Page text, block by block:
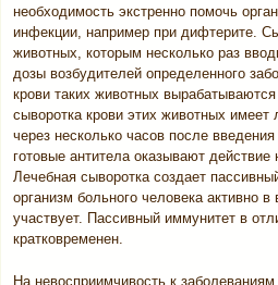
необходимость экстренно помочь
инфекции, например при дифтерите.
животных, которым несколько раз
дозы возбудителей определенного
крови таких животных
сыворотка крови этих животных имеет
через несколько часов после
готовые антитела оказывают действие
Лечебная сыворотка создает
организм больного человека активно
участвует. Пассивный иммунитет в
кратковременен.
На невосприимчивость к